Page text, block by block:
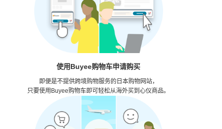
使用Buyee购物车申请购买
即便是不提供跨境购物服务的日本购物网站，
只要使用Buyee购物车即可轻松从海外买到心仪商品。